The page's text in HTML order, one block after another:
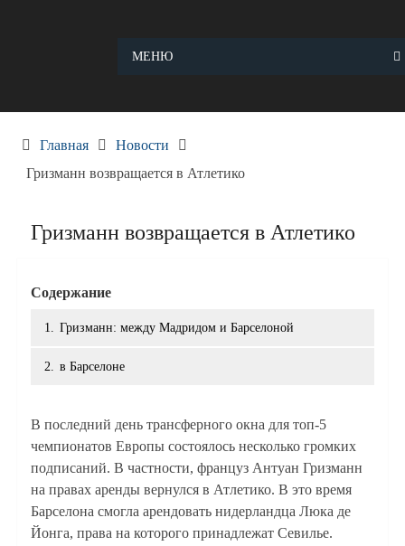
МЕНЮ
Главная
Новости
Гризманн возвращается в Атлетико
Гризманн возвращается в Атлетико
Содержание
1. Гризманн: между Мадридом и Барселоной
2. в Барселоне
В последний день трансферного окна для топ-5
чемпионатов Европы состоялось несколько громких
подписаний. В частности, француз Антуан Гризманн
на правах аренды вернулся в Атлетико. В это время
Барселона смогла арендовать нидерландца Люка де
Йонга, права на которого принадлежат Севилье.